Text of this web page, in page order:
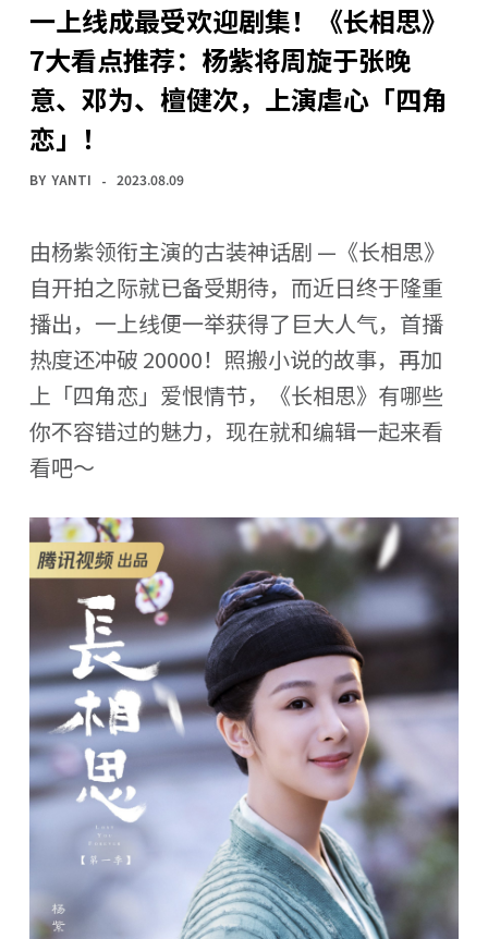
一上线成最受欢迎剧集！《长相思》
7大看点推荐：杨紫将周旋于张晚
意、邓为、檀健次，上演虐心「四角
恋」！
BY YANTI 2023.08.09
由杨紫领衔主演的古装神话剧 —《长相思》
自开拍之际就已备受期待，而近日终于隆重
播出，一上线便一举获得了巨大人气，首播
热度还冲破 20000！照搬小说的故事，再加
上「四角恋」爱恨情节，《长相思》有哪些
你不容错过的魅力，现在就和编辑一起来看
看吧～